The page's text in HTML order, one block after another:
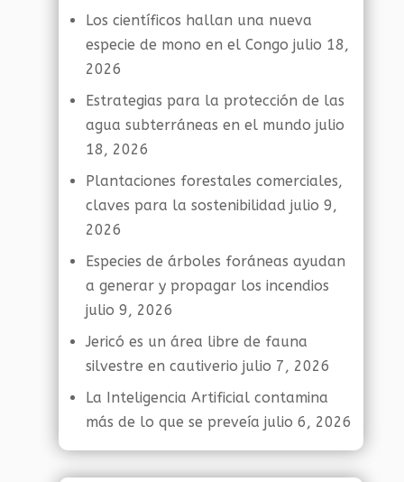
Los científicos hallan una nueva
especie de mono en el Congo julio 18,
2026
Estrategias para la protección de las
agua subterráneas en el mundo julio
18, 2026
Plantaciones forestales comerciales,
claves para la sostenibilidad julio 9,
2026
Especies de árboles foráneas ayudan
a generar y propagar los incendios
julio 9, 2026
Jericó es un área libre de fauna
silvestre en cautiverio julio 7, 2026
La Inteligencia Artificial contamina
más de lo que se preveía julio 6, 2026